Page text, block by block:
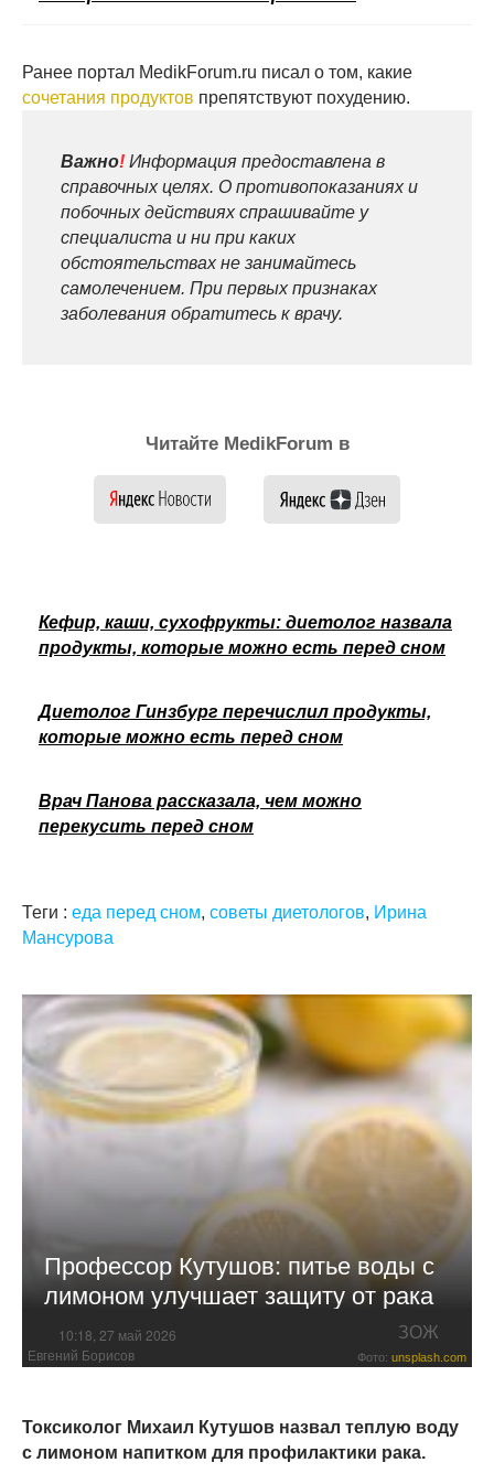
Ранее портал MedikForum.ru писал о том, какие
сочетания продуктов препятствуют похудению.
Важно! Информация предоставлена в
справочных целях. О противопоказаниях и
побочных действиях спрашивайте у
специалиста и ни при каких
обстоятельствах не занимайтесь
самолечением. При первых признаках
заболевания обратитесь к врачу.
Читайте MedikForum в
Кефир, каши, сухофрукты: диетолог назвала
продукты, которые можно есть перед сном
Диетолог Гинзбург перечислил продукты,
которые можно есть перед сном
Врач Панова рассказала, чем можно
перекусить перед сном
Теги : еда перед сном, советы диетологов, Ирина
Мансурова
Профессор Кутушов: питье воды с
лимоном улучшает защиту от рака
10:18, 27 май 2026 ЗОЖ
Евгений Борисов Фото: unsplash.com
Токсиколог Михаил Кутушов назвал теплую воду
с лимоном напитком для профилактики рака.